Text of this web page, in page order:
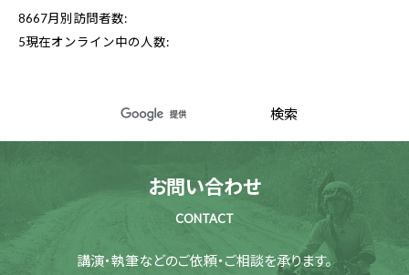
8667月別訪問者数:
5現在オンライン中の人数:
お問い合わせ
CONTACT
講演・執筆などのご依頼・ご相談を承ります。